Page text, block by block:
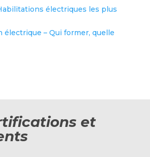
électriques les plus
électrique – Qui former, quelle
et